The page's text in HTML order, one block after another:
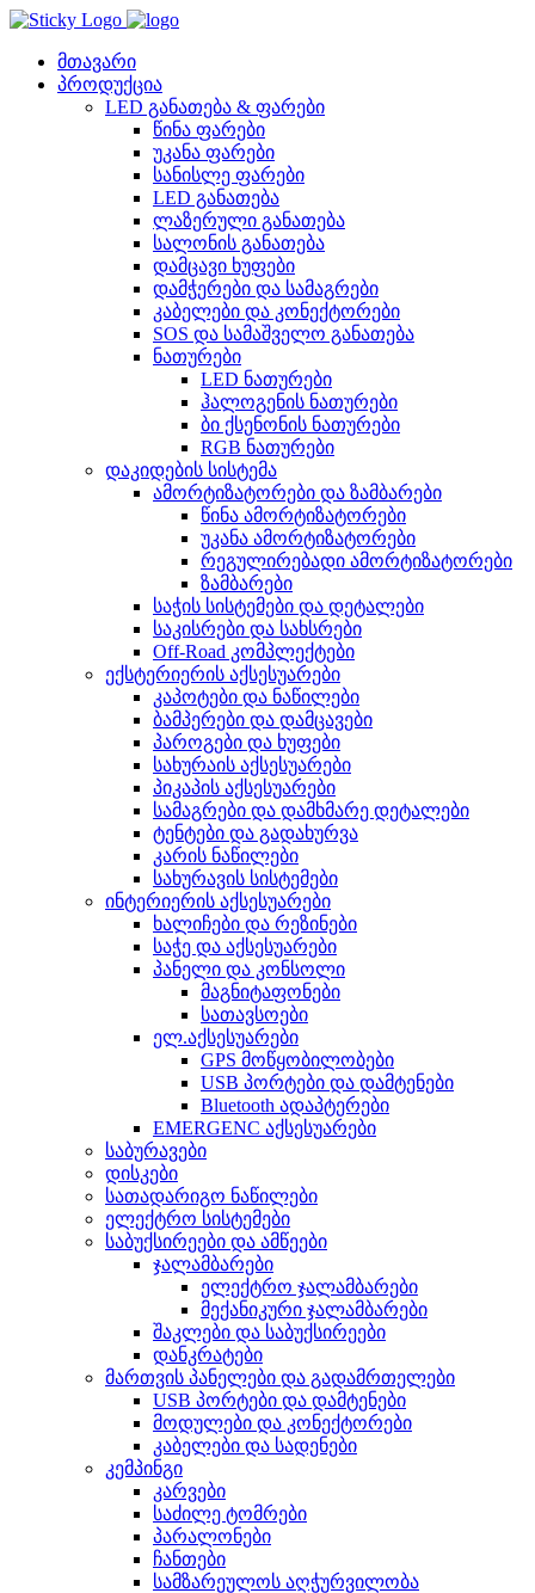
Skip
contentმთავარი
პროდუქცია
LED განათება & ფარები
წინა ფარები
უკანა ფარები
სანისლე ფარები
LED განათება
ლაზერული განათება
სალონის განათება
დამცავი ხუფები
დამჭერები და სამაგრები
კაბელები და კონექტორები
SOS და სამაშველო განათება
ნათურები
LED ნათურები
ჰალოგენის ნათურები
ბი ქსენონის ნათურები
RGB ნათურები
დაკიდების სისტემა
ამორტიზატორები და ზამბარები
წინა ამორტიზატორები
უკანა ამორტიზატორები
რეგულირებადი ამორტიზატორები
ზამბარები
საჭის სისტემები და დეტალები
საკისრები და სახსრები
Off-Road კომპლექტები
ექსტერიერის აქსესუარები
კაპოტები და ნაწილები
ბამპერები და დამცავები
პაროგები და ხუფები
სახურაის აქსესუარები
პიკაპის აქსესუარები
სამაგრები და დამხმარე დეტალები
ტენტები და გადახურვა
კარის ნაწილები
სახურავის სისტემები
ინტერიერის აქსესუარები
ხალიჩები და რეზინები
საჭე და აქსესუარები
პანელი და კონსოლი
მაგნიტაფონები
სათავსოები
ელ.აქსესუარები
GPS მოწყობილობები
USB პორტები და დამტენები
Bluetooth ადაპტერები
EMERGENC აქსესუარები
საბურავები
დისკები
სათადარიგო ნაწილები
ელექტრო სისტემები
საბუქსირეები და ამწეები
ჯალამბარები
ელექტრო ჯალამბარები
მექანიკური ჯალამბარები
შაკლები და საბუქსირეები
დანკრატები
მართვის პანელები და გადამრთელები
USB პორტები და დამტენები
მოდულები და კონექტორები
კაბელები და სადენები
კემპინგი
კარვები
საძილე ტომრები
პარალონები
ჩანთები
სამზარეულოს აღჭურვილობა